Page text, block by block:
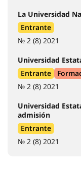
La Universidad
Entrante
№ 2 (8) 2021
Universidad
Entrante
№ 2 (8) 2021
Universidad
admisión
Entrante
№ 2 (8) 2021